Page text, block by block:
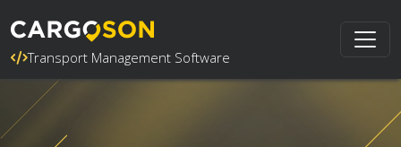
Transport Management Software